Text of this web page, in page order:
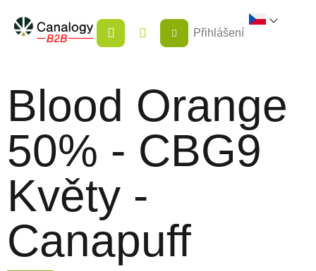
obsah
NÁKUPNÍ
KOŠÍK
Přihlášení
Blood Orange
50% - CBG9
Květy -
Canapuff